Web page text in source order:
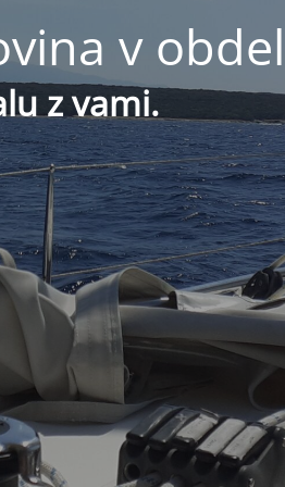
v
z vami.